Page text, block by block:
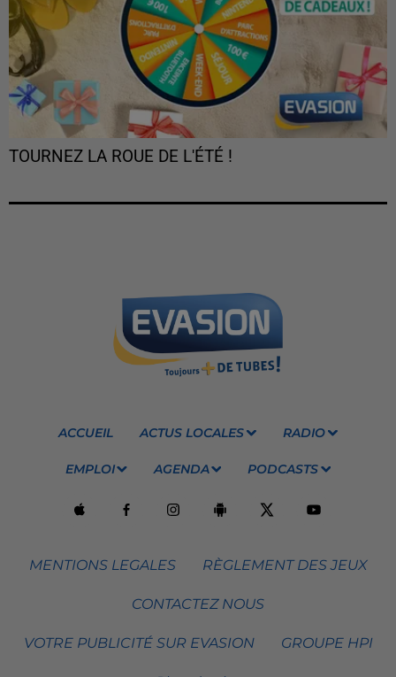
TOURNEZ LA ROUE DE L'ÉTÉ !
ACCUEIL ACTUS LOCALES RADIO
EMPLOI AGENDA PODCASTS
MENTIONS LEGALES RÈGLEMENT DES JEUX
CONTACTEZ NOUS
VOTRE PUBLICITÉ SUR EVASION GROUPE HPI